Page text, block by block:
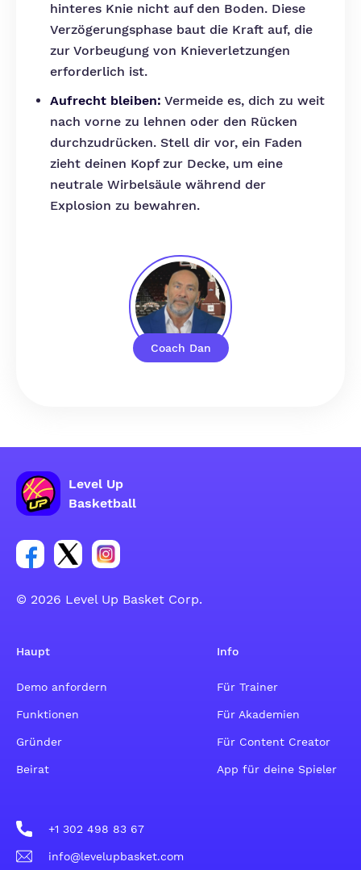
Coach Dan
hinteres Knie nicht auf den Boden. Diese
Verzögerungsphase baut die Kraft auf, die
zur Vorbeugung von Knieverletzungen
erforderlich ist.
Aufrecht bleiben: Vermeide es, dich zu weit
nach vorne zu lehnen oder den Rücken
durchzudrücken. Stell dir vor, ein Faden
zieht deinen Kopf zur Decke, um eine
neutrale Wirbelsäule während der
Explosion zu bewahren.
Level Up
Basketball
Link zur Facebook-Gruppe
Link zum Tweeter-Account
Link zum Instagram-Account
© 2026 Level Up Basket Corp.
Haupt
Demo anfordern
Funktionen
Gründer
Beirat
Info
Für Trainer
Für Akademien
Für Content Creator
App für deine Spieler
+1 302 498 83 67
info@levelupbasket.com